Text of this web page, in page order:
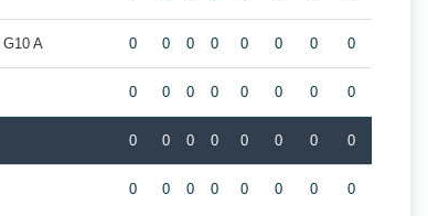
A 0 0 0 0 0 0 0 0
0 0 0 0 0 0 0 0
0 0 0 0 0 0 0 0
0 0 0 0 0 0 0 0